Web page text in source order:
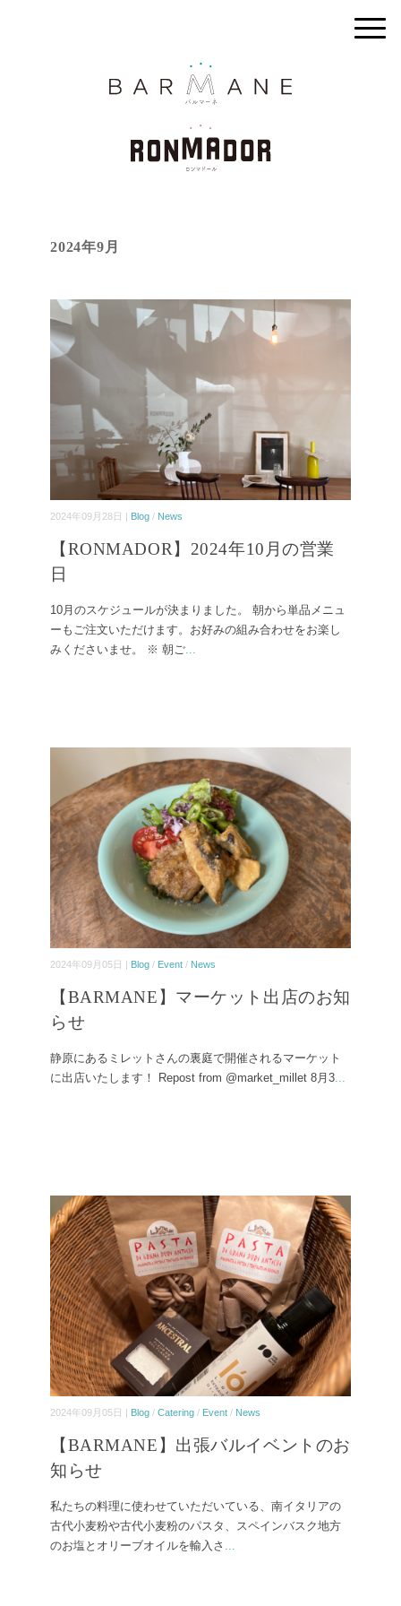
2024年9月
2024年09月28日 | Blog / News
【RONMADOR】2024年10月の営業
日
10月のスケジュールが決まりました。 朝から単品メニュ
ーもご注文いただけます。お好みの組み合わせをお楽し
みくださいませ。 ※ 朝ご
2024年09月05日 | Blog / Event / News
【BARMANE】マーケット出店のお知
らせ
静原にあるミレットさんの裏庭で開催されるマーケット
に出店いたします！ Repost from @market_millet 8月3
2024年09月05日 | Blog / Catering / Event / News
【BARMANE】出張バルイベントのお
知らせ
私たちの料理に使わせていただいている、南イタリアの
古代小麦粉や古代小麦粉のパスタ、スペインバスク地方
のお塩とオリーブオイルを輸入さ